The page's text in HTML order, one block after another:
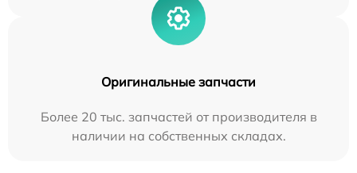
Оригинальные запчасти
Более 20 тыс. запчастей от производителя в
наличии на собственных складах.